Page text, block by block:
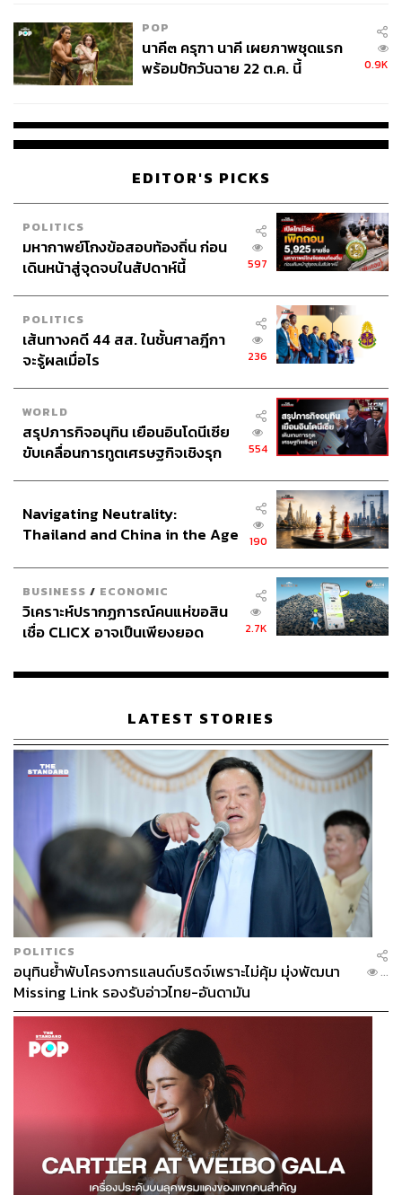
POP
นาคี๓ ครุฑา นาคี เผยภาพชุดแรก
พร้อมปักวันฉาย 22 ต.ค. นี้
0.9K
EDITOR'S PICKS
POLITICS
มหากาพย์โกงข้อสอบท้องถิ่น ก่อน
เดินหน้าสู่จุดจบในสัปดาห์นี้
597
POLITICS
เส้นทางคดี 44 สส. ในชั้นศาลฎีกา
จะรู้ผลเมื่อไร
236
WORLD
สรุปภารกิจอนุทิน เยือนอินโดนีเซีย
ขับเคลื่อนการทูตเศรษฐกิจเชิงรุก
554
Navigating Neutrality:
Thailand and China in the Age
190
BUSINESS / ECONOMIC
วิเคราะห์ปรากฏการณ์คนแห่ขอสิน
เชื่อ CLICX อาจเป็นเพียงยอด
เรือนไทยที่ถูกซุกไว้
2.7K
LATEST STORIES
POLITICS
อนุทินย้ำพับโครงการแลนด์บริดจ์เพราะไม่คุ้ม มุ่งพัฒนา
Missing Link รองรับอ่าวไทย-อันดามัน
...